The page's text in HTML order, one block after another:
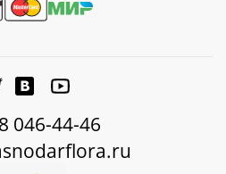
046-44-46